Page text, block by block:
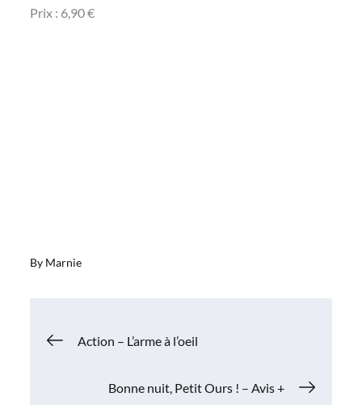
Prix : 6,90 €
By Marnie
Navigation
Action – L’arme à l’oeil
Bonne nuit, Petit Ours ! – Avis +